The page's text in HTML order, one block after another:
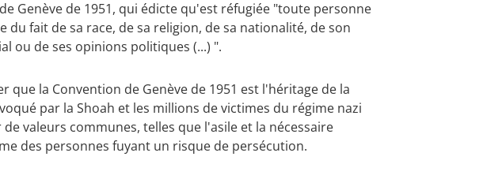
Genève de 1951, qui édicte qu'est réfugiée "toute personne
fait de sa race, de sa religion, de sa nationalité, de son
ou de ses opinions politiques (...) ".
que la Convention de Genève de 1951 est l'héritage de la
par la Shoah et les millions de victimes du régime nazi
valeurs communes, telles que l'asile et la nécessaire
des personnes fuyant un risque de persécution.